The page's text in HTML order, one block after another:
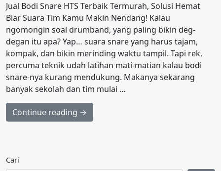
Jual Bodi Snare HTS Terbaik Termurah, Solusi Hemat
Biar Suara Tim Kamu Makin Nendang! Kalau
ngomongin soal drumband, yang paling bikin deg-
degan itu apa? Yap… suara snare yang harus tajam,
kompak, dan bikin merinding waktu tampil. Tapi rek,
percuma teknik udah latihan mati-matian kalau bodi
snare-nya kurang mendukung. Makanya sekarang
banyak sekolah dan tim mulai …
Continue reading →
Cari